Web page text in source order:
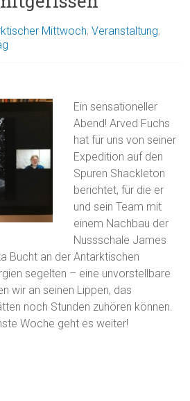
Mittwoch,Veranstaltung,
Ein sensationeller
Abend! Arved Fuchs
hat für uns von seiner
Expedition auf den
Spuren Shackleton
berichtet, für die er
und sein Team mit
einem Nachbau der
Nussschale James
Bucht an der Antarktischen
segelten – eine unvorstellbare
wir an seinen Lippen, das
noch Stunden zuhören können.
Woche geht es weiter!